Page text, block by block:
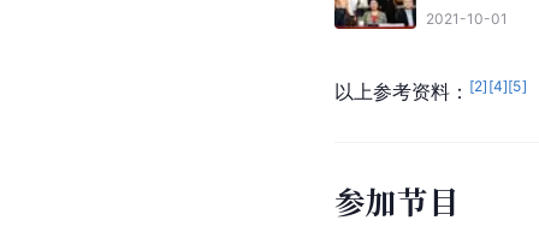
2021-10-01
以上参考资料： [2] [4][5]
参加节目